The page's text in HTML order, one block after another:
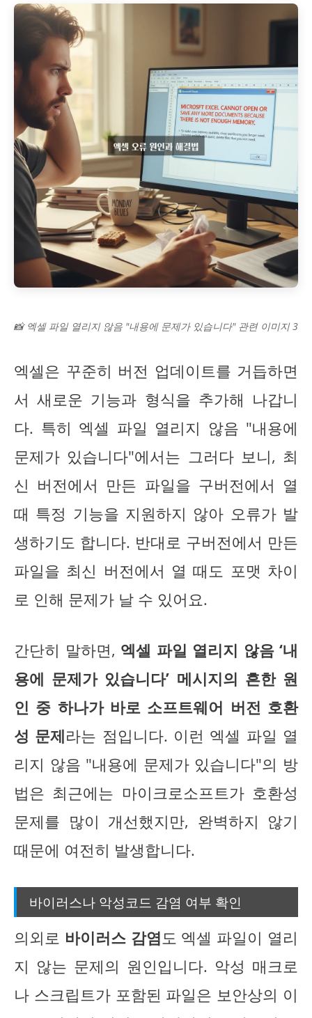
📸 엑셀 파일 열리지 않음 "내용에 문제가 있습니다" 관련 이미지 3
엑셀은 꾸준히 버전 업데이트를 거듭하면
서 새로운 기능과 형식을 추가해 나갑니
다. 특히 엑셀 파일 열리지 않음 "내용에
문제가 있습니다"에서는 그러다 보니, 최
신 버전에서 만든 파일을 구버전에서 열
때 특정 기능을 지원하지 않아 오류가 발
생하기도 합니다. 반대로 구버전에서 만든
파일을 최신 버전에서 열 때도 포맷 차이
로 인해 문제가 날 수 있어요.
간단히 말하면, 엑셀 파일 열리지 않음 ‘내
용에 문제가 있습니다’ 메시지의 흔한 원
인 중 하나가 바로 소프트웨어 버전 호환
성 문제라는 점입니다. 이런 엑셀 파일 열
리지 않음 "내용에 문제가 있습니다"의 방
법은 최근에는 마이크로소프트가 호환성
문제를 많이 개선했지만, 완벽하지 않기
때문에 여전히 발생합니다.
바이러스나 악성코드 감염 여부 확인
의외로 바이러스 감염도 엑셀 파일이 열리
지 않는 문제의 원인입니다. 악성 매크로
나 스크립트가 포함된 파일은 보안상의 이